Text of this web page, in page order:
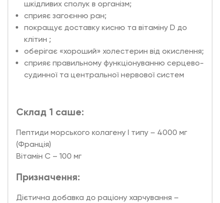
шкідливих сполук в організм;
сприяє загоєнню ран;
покращує доставку кисню та вітаміну D до
клітин ;
оберігає «хороший» холестерин від окислення;
сприяє правильному функціонуванню серцево-
судинної та центральної нервової систем
Склад 1 саше:
Пептиди морського колагену I типу – 4000 мг
(Франція)
Вітамін С – 100 мг
Призначення:
Дієтична добавка до раціону харчування –